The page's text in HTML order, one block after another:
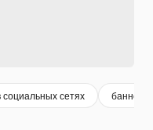
социальных сетях баннер